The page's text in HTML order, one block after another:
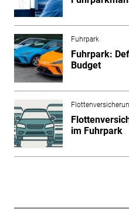
Fuhrpark
Fuhrpark:
Budget
im Fuhrpark